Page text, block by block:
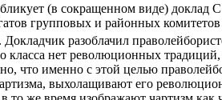
(в сокращенном виде) доклад
групповых и районных
. Докладчик разоблачил
класса нет революционных
что именно с этой целью
выхолащивают его